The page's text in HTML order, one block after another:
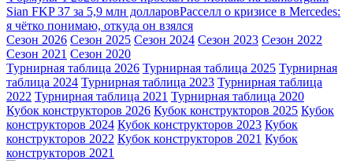
Sian FKP 37 за 5,9 млн долларовРасселл о кризисе в Mercedes:
я чётко понимаю, откуда он взялся
Сезон 2026 Сезон 2025 Сезон 2024 Сезон 2023 Сезон 2022
Сезон 2021 Сезон 2020
Турнирная таблица 2026 Турнирная таблица 2025 Турнирная
таблица 2024 Турнирная таблица 2023 Турнирная таблица
2022 Турнирная таблица 2021 Турнирная таблица 2020
Кубок конструкторов 2026 Кубок конструкторов 2025 Кубок
конструкторов 2024 Кубок конструкторов 2023 Кубок
конструкторов 2022 Кубок конструкторов 2021 Кубок
конструкторов 2021